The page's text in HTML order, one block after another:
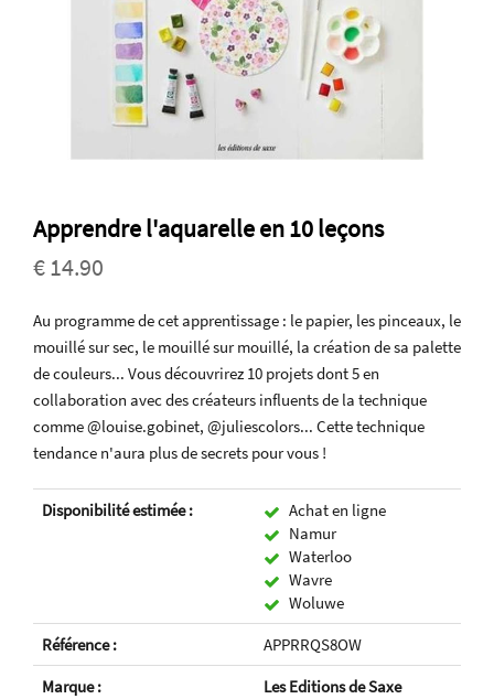
Apprendre l'aquarelle en 10 leçons
€ 14.90
Au programme de cet apprentissage : le papier, les pinceaux, le
mouillé sur sec, le mouillé sur mouillé, la création de sa palette
de couleurs... Vous découvrirez 10 projets dont 5 en
collaboration avec des créateurs influents de la technique
comme @louise.gobinet, @juliescolors... Cette technique
tendance n'aura plus de secrets pour vous !
Disponibilité estimée :
Achat en ligne
Namur
Waterloo
Wavre
Woluwe
Référence :
APPRRQS8OW
Marque :
Les Editions de Saxe